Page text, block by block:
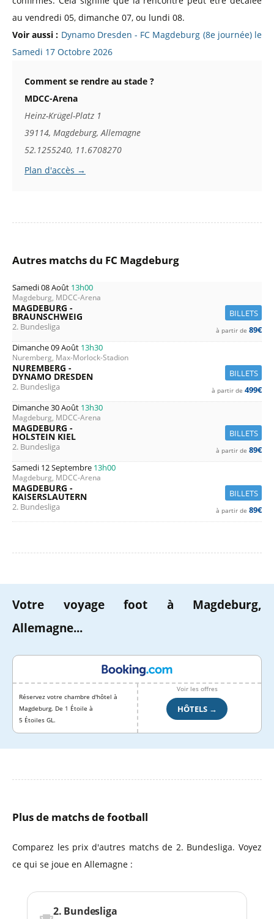
au vendredi 05, dimanche 07, ou lundi 08.
Voir aussi : Dynamo Dresden - FC Magdeburg (8e journée) le
Samedi 17 Octobre 2026
Comment se rendre au stade ?
MDCC-Arena
Heinz-Krügel-Platz 1
39114, Magdeburg, Allemagne
52.1255240, 11.6708270
Plan d'accès →
Autres matchs du FC Magdeburg
Samedi 08 Août 13h00
Magdeburg, MDCC-Arena
BILLETS
MAGDEBURG -
BRAUNSCHWEIG
2. Bundesliga à partir de 89€
Dimanche 09 Août 13h30
Nuremberg, Max-Morlock-Stadion
BILLETS
NUREMBERG -
DYNAMO DRESDEN
2. Bundesliga à partir de 499€
Dimanche 30 Août 13h30
Magdeburg, MDCC-Arena
BILLETS
MAGDEBURG -
HOLSTEIN KIEL
2. Bundesliga à partir de 89€
Samedi 12 Septembre 13h00
Magdeburg, MDCC-Arena
BILLETS
MAGDEBURG -
KAISERSLAUTERN
2. Bundesliga à partir de 89€
Votre voyage foot à Magdeburg,
Allemagne...
Réservez votre chambre d'hôtel à
Magdeburg. De 1 Étoile à
5 Étoiles GL.
Voir les offres
HÔTELS →
Plus de matchs de football
Comparez les prix d'autres matchs de 2. Bundesliga. Voyez
ce qui se joue en Allemagne :
2. Bundesliga